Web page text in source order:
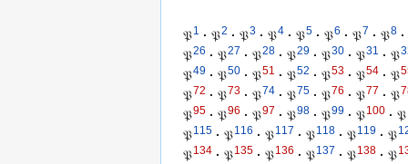
𝔓1 · 𝔓2 · 𝔓3 · 𝔓4 · 𝔓5 · 𝔓6 · 𝔓7 · 𝔓8 ·
𝔓26 · 𝔓27 · 𝔓28 · 𝔓29 · 𝔓30 · 𝔓31 · 𝔓
𝔓49 · 𝔓50 · 𝔓51 · 𝔓52 · 𝔓53 · 𝔓54 · 𝔓
𝔓72 · 𝔓73 · 𝔓74 · 𝔓75 · 𝔓76 · 𝔓77 · 𝔓
𝔓95 · 𝔓96 · 𝔓97 · 𝔓98 · 𝔓99 · 𝔓100 · 𝔓
𝔓115 · 𝔓116 · 𝔓117 · 𝔓118 · 𝔓119 · 𝔓
𝔓134 · 𝔓135 · 𝔓136 · 𝔓137 · 𝔓138 · 𝔓